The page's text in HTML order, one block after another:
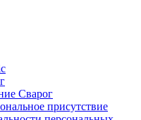
Сварог
присутствие